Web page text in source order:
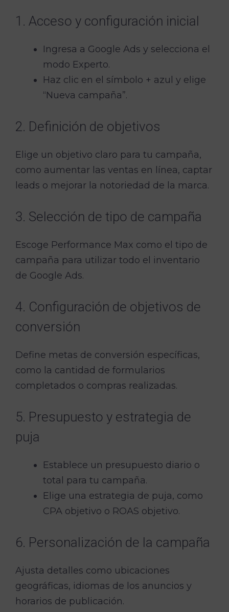
1. Acceso y configuración inicial
Ingresa a Google Ads y selecciona el
modo Experto.
Haz clic en el símbolo + azul y elige
“Nueva campaña”.
2. Definición de objetivos
Elige un objetivo claro para tu campaña,
como aumentar las ventas en línea, captar
leads o mejorar la notoriedad de la marca.
3. Selección de tipo de campaña
Escoge Performance Max como el tipo de
campaña para utilizar todo el inventario
de Google Ads.
4. Configuración de objetivos de
conversión
Define metas de conversión específicas,
como la cantidad de formularios
completados o compras realizadas.
5. Presupuesto y estrategia de
puja
Establece un presupuesto diario o
total para tu campaña.
Elige una estrategia de puja, como
CPA objetivo o ROAS objetivo.
6. Personalización de la campaña
Ajusta detalles como ubicaciones
geográficas, idiomas de los anuncios y
horarios de publicación.